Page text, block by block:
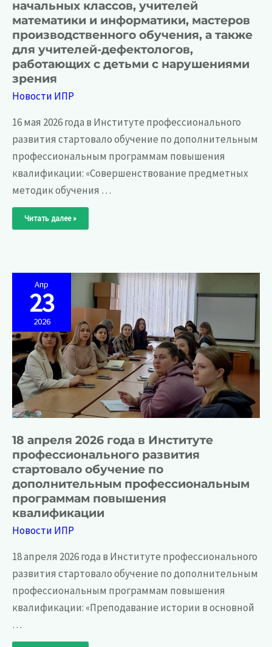
начальных классов, учителей
математики и информатики, мастеров
производственного обучения, а также
для учителей-дефектологов,
работающих с детьми с нарушениями
зрения
Новости ИПР
16 мая 2026 года в Институте профессионального
развития стартовало обучение по дополнительным
профессиональным программам повышения
квалификации: «Совершенствование предметных
методик обучения …
мая
2026
стартовали
курсы
повышения
квалификации
для
учителей
начальных
классов,
учителей
математики
и
информатики,
мастеров
производственного
обучения,
а
также
для
учителей-
детьми
с
нарушениями
зрения
Читать далее »
Апр
23
2026
18 апреля 2026 года в Институте
профессионального развития
стартовало обучение по
дополнительным профессиональным
программам повышения
квалификации
Новости ИПР
18 апреля 2026 года в Институте профессионального
развития стартовало обучение по дополнительным
профессиональным программам повышения
квалификации: «Преподавание истории в основной
…